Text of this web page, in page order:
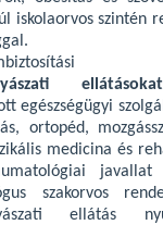
iskolaorvos szintén
ellátásokat
egészségügyi
ortopéd,
medicina és
javallat
szakorvos
ellátás